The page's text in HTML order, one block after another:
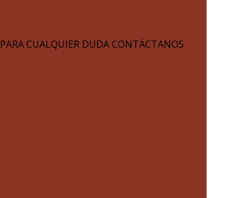
PARA CUALQUIER DUDA CONTÁCTANOS